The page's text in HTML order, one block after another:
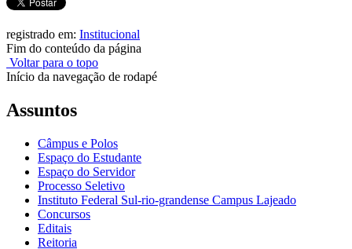
registrado em: Institucional
Fim do conteúdo da página
Voltar para o topo
Início da navegação de rodapé
Assuntos
Câmpus e Polos
Espaço do Estudante
Espaço do Servidor
Processo Seletivo
Instituto Federal Sul-rio-grandense Campus Lajeado
Concursos
Editais
Reitoria